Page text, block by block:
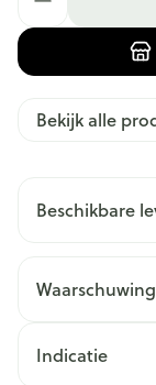
Bekijk alle
Beschikbare
Indicatie